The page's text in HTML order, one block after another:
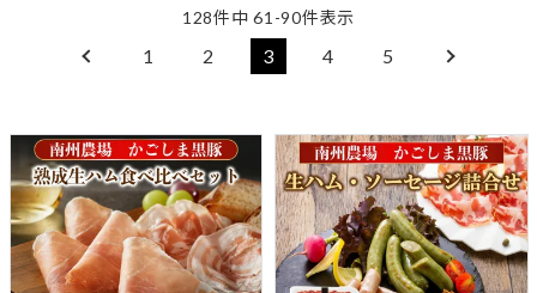
128件中 61 -90件表示
1 2 3 4 5